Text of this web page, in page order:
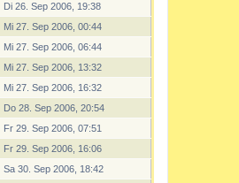
Di 26. Sep 2006, 19:38
Mi 27. Sep 2006, 00:44
Mi 27. Sep 2006, 06:44
Mi 27. Sep 2006, 13:32
Mi 27. Sep 2006, 16:32
Do 28. Sep 2006, 20:54
Fr 29. Sep 2006, 07:51
Fr 29. Sep 2006, 16:06
Sa 30. Sep 2006, 18:42